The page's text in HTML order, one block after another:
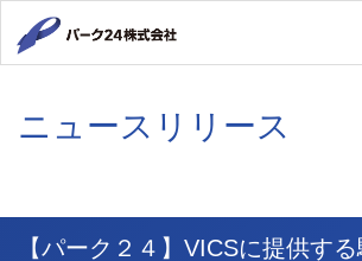
ニュースリリース
【パーク２４】VICSに提供す